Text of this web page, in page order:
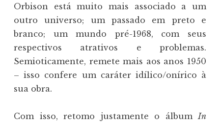
Orbison está muito mais associado a um
outro universo; um passado em preto e
branco; um mundo pré-1968, com seus
respectivos atrativos e problemas.
Semioticamente, remete mais aos anos 1950
– isso confere um caráter idílico/onírico à
sua obra.
Com isso, retomo justamente o álbum In